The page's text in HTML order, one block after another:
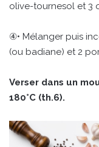
olive-tournesol et 3
④• Mélanger puis
(ou badiane) et 2
Verser dans un
180°C (th.6).